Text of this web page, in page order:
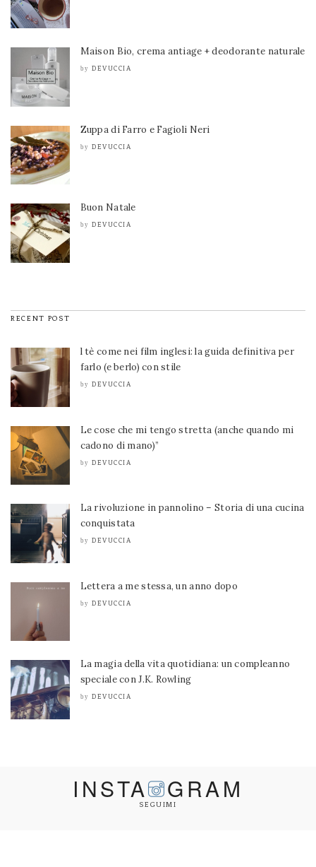
Maison Bio, crema antiage + deodorante naturale
by DEVUCCIA
Zuppa di Farro e Fagioli Neri
by DEVUCCIA
Buon Natale
by DEVUCCIA
RECENT POST
l tè come nei film inglesi: la guida definitiva per
farlo (e berlo) con stile
by DEVUCCIA
Le cose che mi tengo stretta (anche quando mi
cadono di mano)”
by DEVUCCIA
La rivoluzione in pannolino – Storia di una cucina
conquistata
by DEVUCCIA
Lettera a me stessa, un anno dopo
by DEVUCCIA
La magia della vita quotidiana: un compleanno
speciale con J.K. Rowling
by DEVUCCIA
INSTA GRAM
SEGUIMI